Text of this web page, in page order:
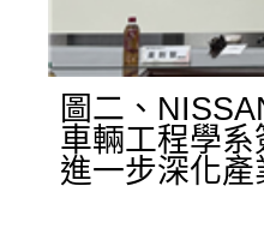
圖二、
車輛工程學
進一步深化